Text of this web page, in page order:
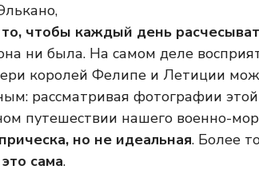
то, чтобы каждый день
ни была. На самом деле
королей Фелипе и Летиции
рассматривая фотографии
путешествии нашего военно-
но не идеальная. Более
сама.